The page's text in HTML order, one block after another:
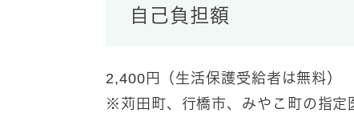
自己負担額
2,400円（生活保護受給者は無料）
※苅田町、行橋市、みやこ町の指定